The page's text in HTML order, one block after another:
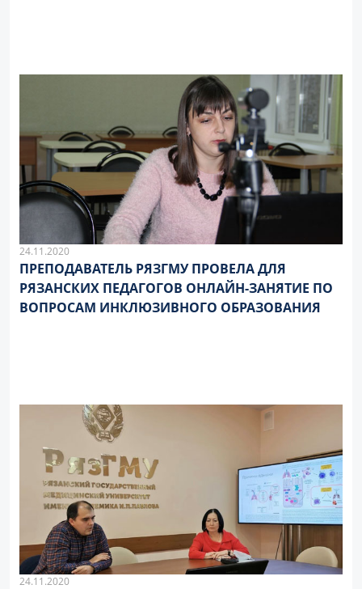
24.11.2020
ПРЕПОДАВАТЕЛЬ РЯЗГМУ ПРОВЕЛА ДЛЯ
РЯЗАНСКИХ ПЕДАГОГОВ ОНЛАЙН-ЗАНЯТИЕ ПО
ВОПРОСАМ ИНКЛЮЗИВНОГО ОБРАЗОВАНИЯ
24.11.2020